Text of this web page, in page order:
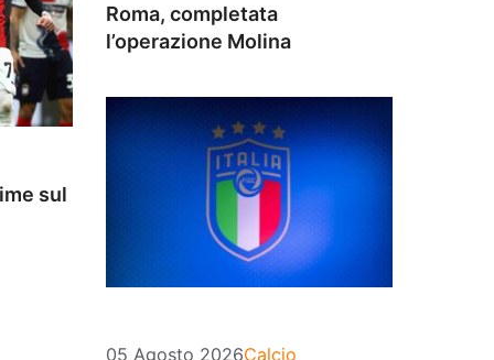
sul
Roma, completata
l’operazione Molina
05 Agosto 2026Categorie
Calcio